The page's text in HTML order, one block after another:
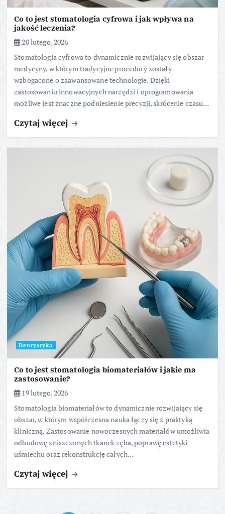
Co to jest stomatologia cyfrowa i jak wpływa na
jakość leczenia?
20 lutego, 2026
Stomatologia cyfrowa to dynamicznie rozwijający się obszar
medycyny, w którym tradycyjne procedury zostały
wzbogacone o zaawansowane technologie. Dzięki
zastosowaniu innowacyjnych narzędzi i oprogramowania
możliwe jest znaczne podniesienie precyzji, skrócenie czasu…
Czytaj więcej
Dentystyka
Co to jest stomatologia biomateriałów i jakie ma
zastosowanie?
19 lutego, 2026
Stomatologia biomateriałów to dynamicznie rozwijający się
obszar, w którym współczesna nauka łączy się z praktyką
kliniczną. Zastosowanie nowoczesnych materiałów umożliwia
odbudowę zniszczonych tkanek zęba, poprawę estetyki
uśmiechu oraz rekonstrukcję całych…
Czytaj więcej